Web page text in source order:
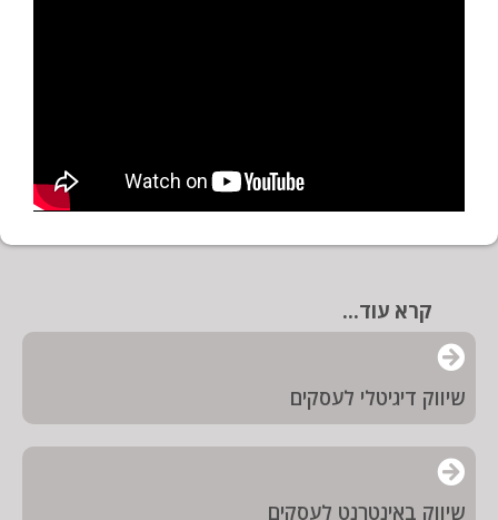
קרא עוד...
שיווק דיגיטלי לעסקים
שיווק באינטרנט לעסקים